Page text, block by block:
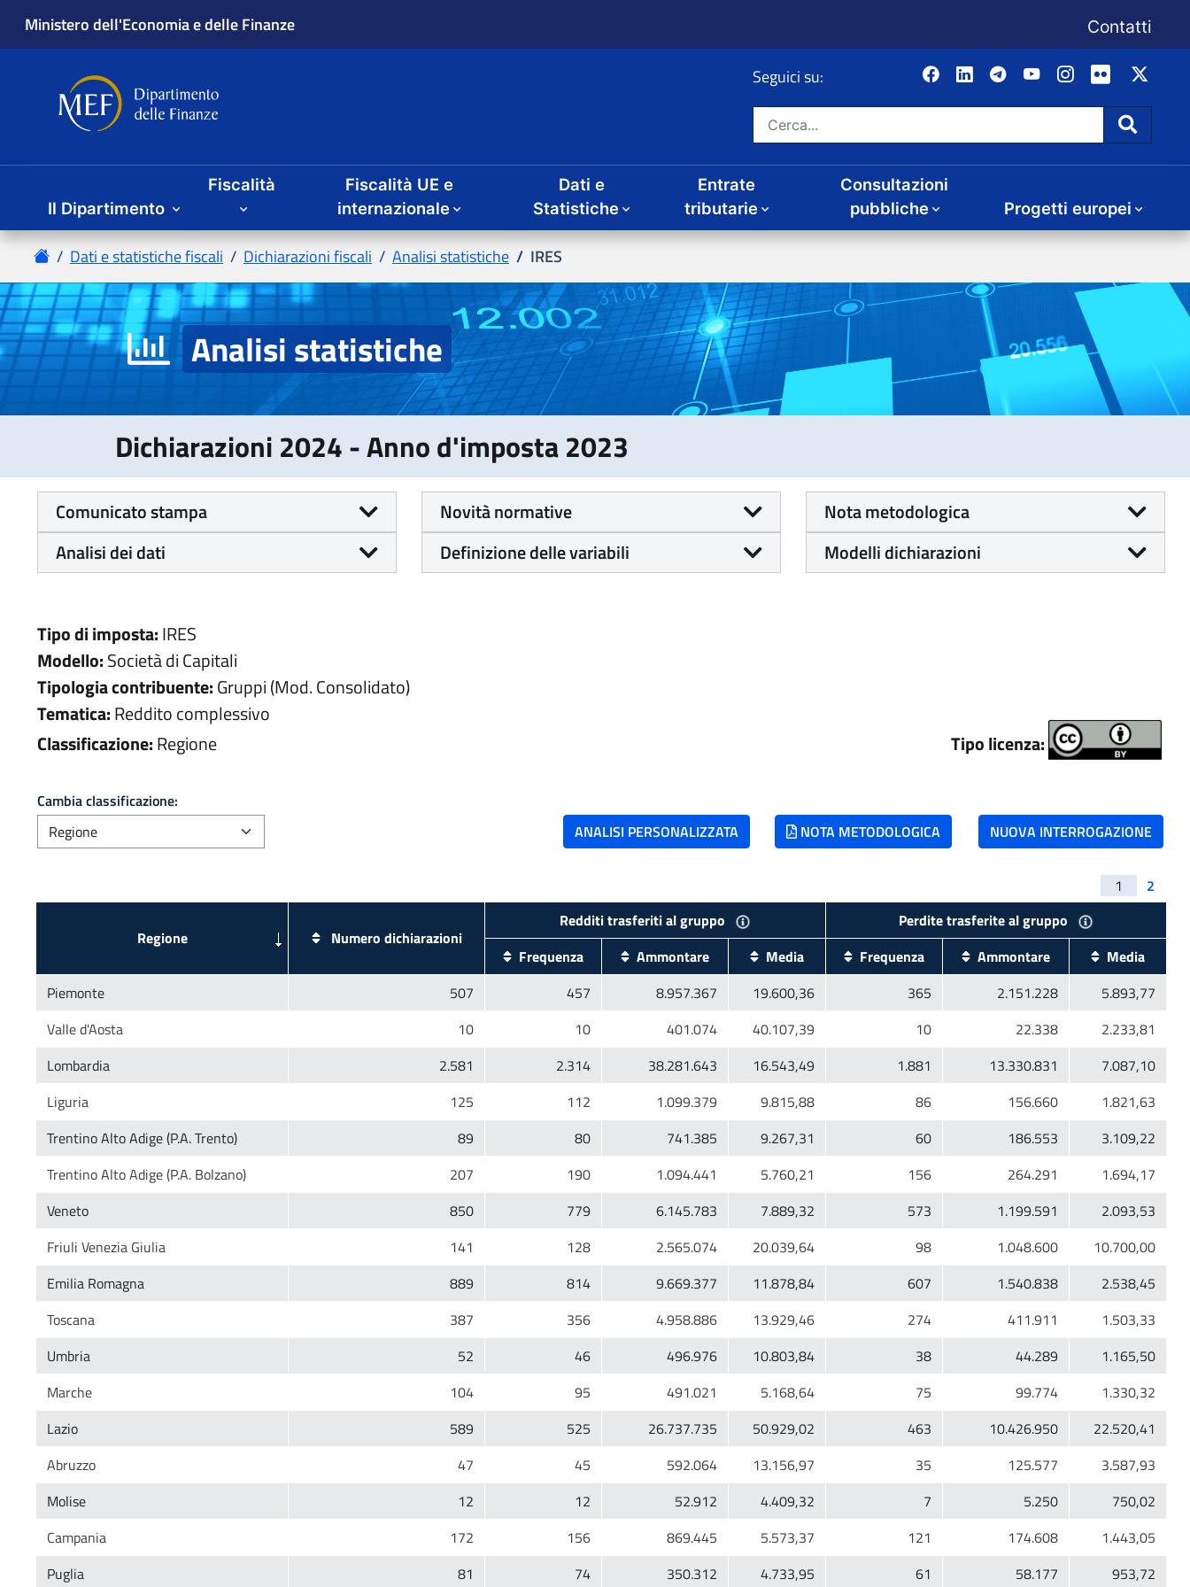
Il Dipartimento
Fiscalità Fiscalità UE e Dati e Entrate
Consultazioni
Progetti europei
IRES
Analisi statistiche
Dichiarazioni 2024 - Anno d'imposta 2023
Comunicato stampa Novità normative
Nota metodologica
Analisi dei dati
Definizione delle variabili Modelli dichiarazioni
Tipo di imposta:IRES
Modello:Società di Capitali
Tipologia contribuente:Gruppi (Mod. Consolidato)
Tematica:Reddito complessivo
Classificazione:Regione Tipo licenza:
Cambia classificazione:
NOTA METODOLOGICA
NUOVA INTERROGAZIONE
1 2
Numero dichiarazioni